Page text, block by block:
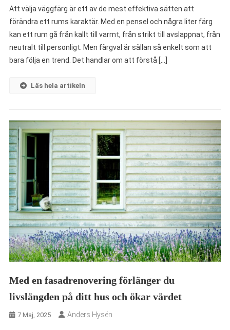
Att välja väggfärg är ett av de mest effektiva sätten att
förändra ett rums karaktär. Med en pensel och några liter färg
kan ett rum gå från kallt till varmt, från strikt till avslappnat, från
neutralt till personligt. Men färgval är sällan så enkelt som att
bara följa en trend. Det handlar om att förstå […]
Läs hela artikeln
Med en fasadrenovering förlänger du
livslängden på ditt hus och ökar värdet
7 Maj, 2025 Anders Hysén